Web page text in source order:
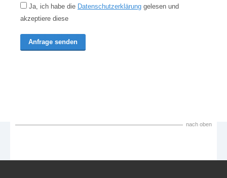
Ja, ich habe die Datenschutzerklärung gelesen und
akzeptiere diese
nach oben